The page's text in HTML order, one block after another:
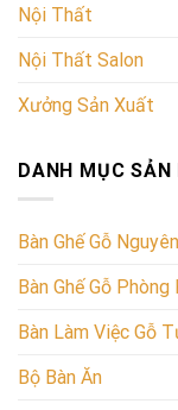
Nội Thất
Nội Thất Salon
Xưởng Sản Xuất
DANH MỤC SẢN
Bàn Ghế Gỗ
Bàn Ghế Gỗ Phòng
Bàn Làm Việc Gỗ
Bộ Bàn Ăn